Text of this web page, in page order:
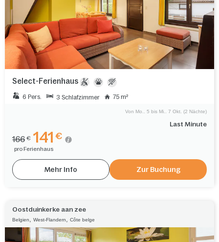
Select-Ferienhaus
6 Pers. 3 Schlafzimmer 75 m²
Last Minute
Von Mo.. 5 bis Mi.. 7 Okt. (2 Nächte)
166 € 141 €
pro Ferienhaus
Mehr Info Zur Buchung
Oostduinkerke aan zee
Belgien, West-Flandern, Côte belge